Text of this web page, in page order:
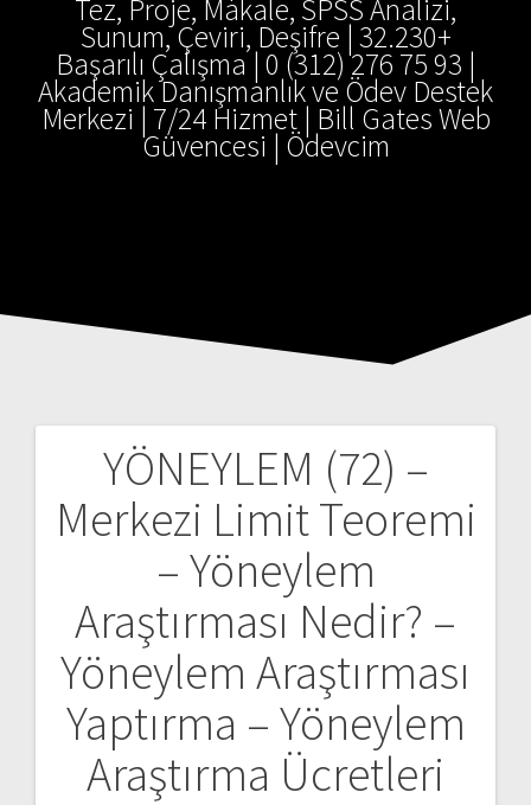
Tez, Proje, Makale, SPSS Analizi,
Sunum, Çeviri, Deşifre | 32.230+
Başarılı Çalışma | 0 (312) 276 75 93 |
Akademik Danışmanlık ve Ödev Destek
Merkezi | 7/24 Hizmet | Bill Gates Web
Güvencesi | Ödevcim
YÖNEYLEM (72) –
Merkezi Limit Teoremi
– Yöneylem
Araştırması Nedir? –
Yöneylem Araştırması
Yaptırma – Yöneylem
Araştırma Ücretleri
gezinmesi